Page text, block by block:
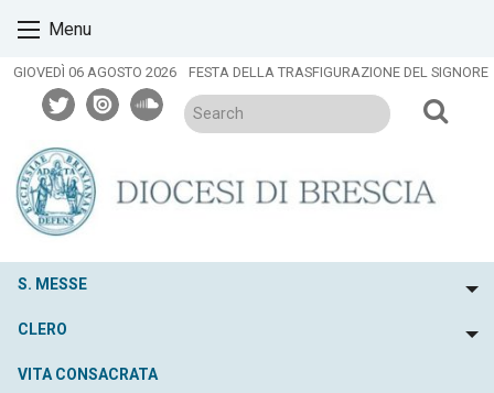
content
Menu
GIOVEDÌ 06 AGOSTO 2026 FESTA DELLA TRASFIGURAZIONE DEL SIGNORE
twitterissuusoundcloud
S. MESSE
CLERO
VITA CONSACRATA